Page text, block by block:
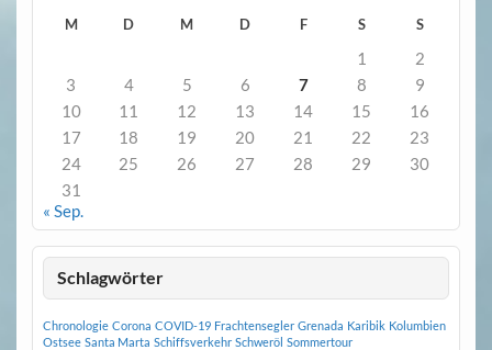
M D M D F S S
1
2
3
4 5 6 7 8
9
10
11 12 13 14 15
16
17
18 19 20 21 22
23
24
25 26 27 28 29
30
31
« Sep.
Schlagwörter
Chronologie Corona COVID-19 Frachtensegler Grenada Karibik Kolumbien
Ostsee Santa Marta Schiffsverkehr Schweröl Sommertour